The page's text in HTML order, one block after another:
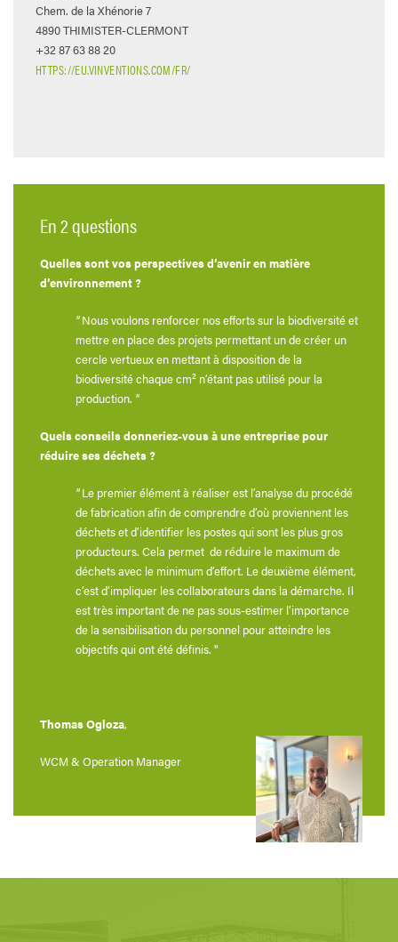
Chem. de la Xhénorie 7
4890 THIMISTER-CLERMONT
+32 87 63 88 20
HTTPS://EU.VINVENTIONS.COM/FR/
En 2 questions
Quelles sont vos perspectives d’avenir en matière
d’environnement ?
"Nous voulons renforcer nos efforts sur la biodiversité et
mettre en place des projets permettant un de créer un
cercle vertueux en mettant à disposition de la
biodiversité chaque cm² n’étant pas utilisé pour la
production. "
Quels conseils donneriez-vous à une entreprise pour
réduire ses déchets ?
"Le premier élément à réaliser est l’analyse du procédé
de fabrication afin de comprendre d’où proviennent les
déchets et d’identifier les postes qui sont les plus gros
producteurs. Cela permet de réduire le maximum de
déchets avec le minimum d’effort. Le deuxième élément,
c’est d’impliquer les collaborateurs dans la démarche. Il
est très important de ne pas sous-estimer l’importance
de la sensibilisation du personnel pour atteindre les
objectifs qui ont été définis. "
Thomas Ogloza,
WCM & Operation Manager